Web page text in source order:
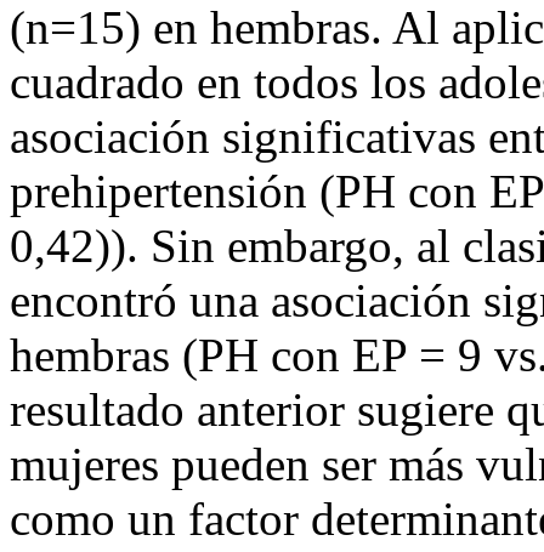
(n=15) en hembras. Al
cuadrado en todos los
asociación significativas
prehipertensión (PH con
0,42)). Sin embargo, al
encontró una asociación
hembras (PH con EP = 9
resultado anterior sugiere
mujeres pueden ser más
como un factor